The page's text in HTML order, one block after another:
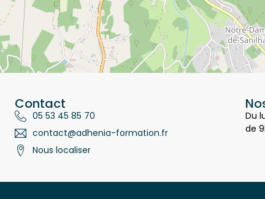
05 53 45 85 70
contact@adhenia-formation.fr
Nous localiser
Du
de